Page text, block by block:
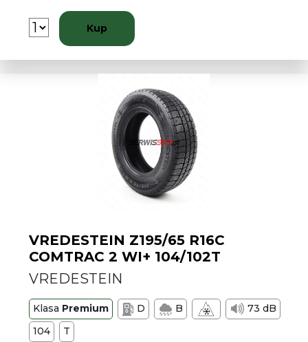
Kup
VREDESTEIN Z195/65 R16C
COMTRAC 2 WI+ 104/102T
VREDESTEIN
Klasa Premium D B
73 dB
104
T